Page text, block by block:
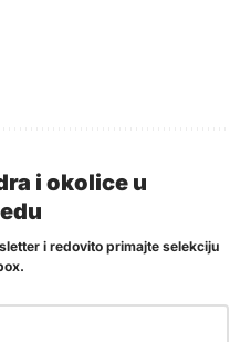
i okolice u
i redovito primajte selekciju